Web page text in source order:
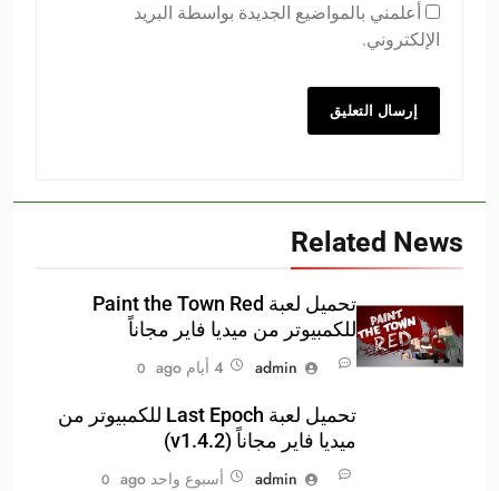
أعلمني بالمواضيع الجديدة بواسطة البريد
الإلكتروني.
Related News
تحميل لعبة Paint the Town Red
للكمبيوتر من ميديا فاير مجاناً
admin
4 أيام ago 0
تحميل لعبة Last Epoch للكمبيوتر من
ميديا فاير مجاناً (v1.4.2)
admin
أسبوع واحد ago 0